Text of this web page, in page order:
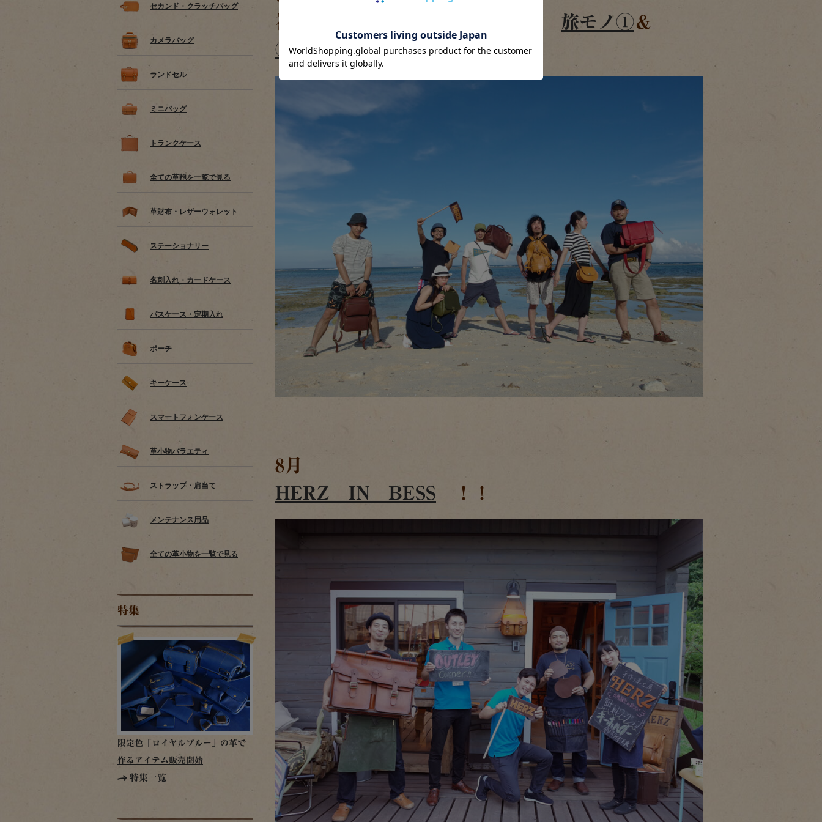
セカンド・クラッチバッグ
カメラバッグ
ランドセル
ミニバッグ
トランクケース
全ての革鞄を一覧で見る
革財布・レザーウォレット
ステーショナリー
名刺入れ・カードケース
パスケース・定期入れ
ポーチ
キーケース
スマートフォンケース
革小物バラエティ
ストラップ・肩当て
メンテナンス用品
全ての革小物を一覧で見る
特集
限定色「ロイヤルブルー」の革で
作るアイテム販売開始
特集一覧
初の社員研修 IN OKINAWA 旅モノ①＆
②！！
8月
HERZ IN BESS ！！